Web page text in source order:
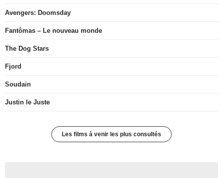
Avengers: Doomsday
Fantômas – Le nouveau monde
The Dog Stars
Fjord
Soudain
Justin le Juste
Les films à venir les plus consultés